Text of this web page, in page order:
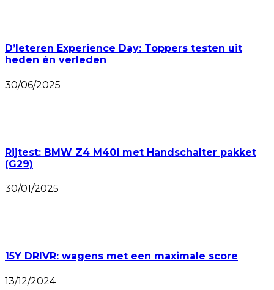
D’Ieteren Experience Day: Toppers testen uit
heden én verleden
30/06/2025
Rijtest: BMW Z4 M40i met Handschalter pakket
(G29)
30/01/2025
15Y DRIVR: wagens met een maximale score
13/12/2024